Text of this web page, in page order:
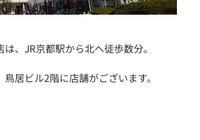
、JR京都駅から北へ徒歩数分。
居ビル2階に店舗がございます。